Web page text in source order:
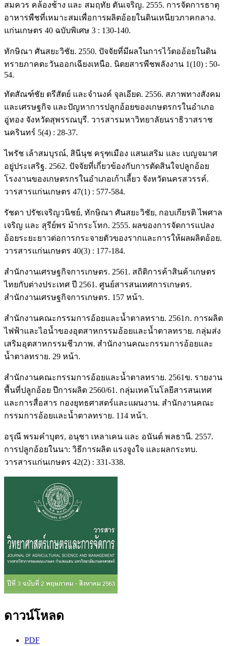
สมควร คล้องช้าง และ สมฤทัย ตันเจริญ. 2555. การจัดการธาตุ
อาหารพืชที่เหมาะสมเพื่อการผลิตอ้อยในดินเหนียวภาคกลาง.
แก่นเกษตร 40 ฉบับพิเศษ 3 : 130-140.
ทักษิณา ศันสยะวิชัย. 2550. ปัจจัยที่มีผลในการไว้ตออ้อยในดิน
ทรายภาคตะวันออกเฉียงเหนือ. นิตยสารพืชพลังงาน 1(10) : 50-
54.
ทัตสัณฑ์ชัย ตรีสัตย์ และจำนงค์ จุลเอียด. 2556. สภาพทางสังคม
และเศรษฐกิจ และปัญหาการปลูกอ้อยของเกษตรกรในอำเภอ
อู่ทอง จังหวัดสุพรรณบุรี. วารสารมหาวิทยาลัยนราธิวาสราช
นครินทร์ 5(4) : 28-37.
ไพรัช เล้าสมบุรณ์, สินีนุช ครุฑเมือง แสนเสริม และ เบญจมาศ
อยู่ประเสริฐ. 2562. ปัจจัยที่เกี่ยวข้องกับการตัดสินใจปลูกอ้อย
โรงงานของเกษตรกรในอำเภอเก้าเลี้ยว จังหวัดนครสวรรค์.
วารสารแก่นเกษตร 47(1) : 577-584.
รัชดา ปรัชเจริญวนิชย์, ทักษิณา ศันสยะวิชัย, กอบเกียรติ ไพศาล
เจริญ และ สุรีย์พร ม้ากระโทก. 2555. ผลของการจัดการแปลง
อ้อยระยะยาวต่อการกระจายตัวของรากและการให้ผลผลิตอ้อย.
วารสารแก่นเกษตร 40(3) : 177-184.
สำนักงานเศรษฐกิจการเกษตร. 2561. สถิติการค้าสินค้าเกษตร
ไทยกับต่างประเทศ ปี 2561. ศูนย์สารสนเทศการเกษตร.
สำนักงานเศรษฐกิจการเกษตร. 157 หน้า.
สำนักงานคณะกรรมการอ้อยและน้ำตาลทราย. 2561ก. การผลิต
ไฟฟ้าและไอน้ำของอุตสาหกรรมอ้อยและน้ำตาลทราย. กลุ่มส่ง
เสริมอุตสาหกรรมชีวภาพ. สำนักงานคณะกรรมการอ้อยและ
น้ำตาลทราย. 29 หน้า.
สำนักงานคณะกรรมการอ้อยและน้ำตาลทราย. 2561ข. รายงาน
พื้นที่ปลูกอ้อย ปีการผลิต 2560/61. กลุ่มเทคโนโลยีสารสนเทศ
และการสื่อสาร กองยุทธศาสตร์และแผนงาน. สำนักงานคณะ
กรรมการอ้อยและน้ำตาลทราย. 114 หน้า.
อรุณี พรมคำบุตร, อนุชา เหลาเคน และ อนันต์ พลธานี. 2557.
การปลูกอ้อยในนา: วิธีการผลิต แรงจูงใจ และผลกระทบ.
วารสารแก่นเกษตร 42(2) : 331-338.
ดาวน์โหลด
PDF